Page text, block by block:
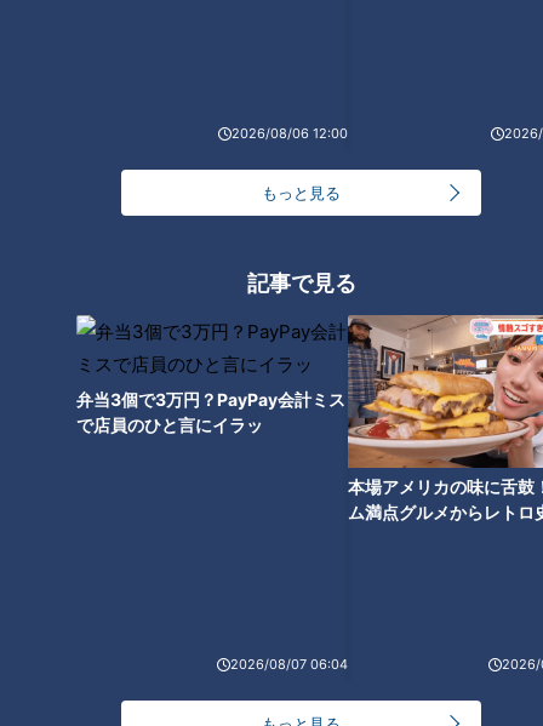
2026/08/06 12:00
もっと見る
記事で見る
弁当3個で3万円？PayPay会計ミス
で店員のひと言にイラッ
2026/08/07 06:04
本場アメリカの味に舌鼓
ム満点グルメからレトロ
2026/
た」空や地面しか見えない時間
を過ごした“車の遊園地”
こんなに種類あるの…旅館の“部
謎に迫る シェア6割強の会社
「青はほぼ当社の物」